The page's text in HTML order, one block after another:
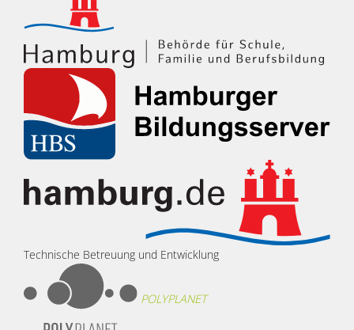
Technische Betreuung und Entwicklung
POLYPLANET